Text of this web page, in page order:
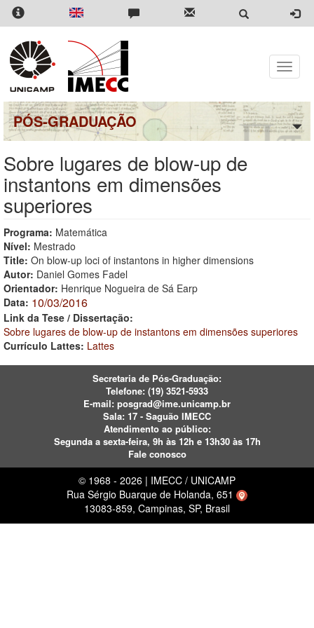
Pular
para
conteúdo
principal
Toggle
PÓS-GRADUAÇÃO
Sobre lugares de blow-up de
instantons em dimensões
superiores
Programa: Matemática
Nível: Mestrado
Title: On blow-up loci of instantons in higher dimensions
Autor: Daniel Gomes Fadel
Orientador: Henrique Nogueira de Sá Earp
Data: 10/03/2016
Link da Tese / Dissertação:
Sobre lugares de blow-up de instantons em dimensões superiores
Currículo Lattes: Lattes
Secretaria de Pós-Graduação:
Telefone: (19) 3521-5933
E-mail: posgrad@ime.unicamp.br
Sala: 17 - Saguão IMECC
Atendimento ao público:
Segunda a sexta-feira, 9h às 12h e 13h30 às 17h
Fale conosco
© 1968 - 2026 | IMECC / UNICAMP
Rua Sérgio Buarque de Holanda, 651
13083-859, Campinas, SP, Brasil